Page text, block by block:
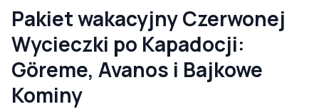
Pakiet wakacyjny Czerwonej
Wycieczki po Kapadocji:
Göreme, Avanos i Bajkowe
Kominy